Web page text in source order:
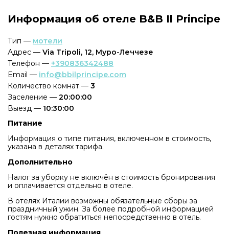
Информация об отеле B&B Il Principe
Тип — мотели
Адрес — Via Tripoli, 12, Муро-Леччезе
Телефон — +390836342488
Email — info@bbilprincipe.com
Количество комнат — 3
Заселение — 20:00:00
Выезд — 10:30:00
Питание
Информация о типе питания, включенном в стоимость,
указана в деталях тарифа.
Дополнительно
Налог за уборку не включён в стоимость бронирования
и оплачивается отдельно в отеле.
В отелях Италии возможны обязательные сборы за
праздничный ужин. За более подробной информацией
гостям нужно обратиться непосредственно в отель.